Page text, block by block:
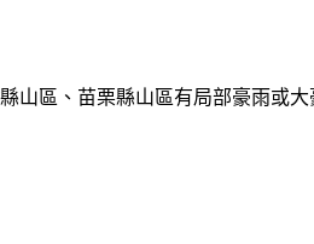
區、苗栗縣山區有局部豪雨或